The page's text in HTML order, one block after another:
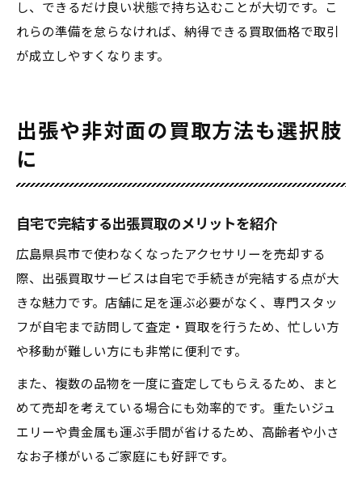
し、できるだけ良い状態で持ち込むことが大切です。こ
れらの準備を怠らなければ、納得できる買取価格で取引
が成立しやすくなります。
出張や非対面の買取方法も選択肢
に
自宅で完結する出張買取のメリットを紹介
広島県呉市で使わなくなったアクセサリーを売却する
際、出張買取サービスは自宅で手続きが完結する点が大
きな魅力です。店舗に足を運ぶ必要がなく、専門スタッ
フが自宅まで訪問して査定・買取を行うため、忙しい方
や移動が難しい方にも非常に便利です。
また、複数の品物を一度に査定してもらえるため、まと
めて売却を考えている場合にも効率的です。重たいジュ
エリーや貴金属も運ぶ手間が省けるため、高齢者や小さ
なお子様がいるご家庭にも好評です。